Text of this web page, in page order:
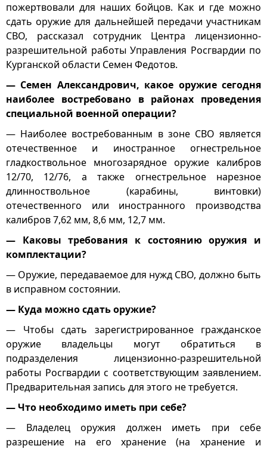
пожертвовали для наших бойцов. Как и где можно
сдать оружие для дальнейшей передачи участникам
СВО, рассказал сотрудник Центра лицензионно-
разрешительной работы Управления Росгвардии по
Курганской области Семен Федотов.
— Семен Александрович, какое оружие сегодня
наиболее востребовано в районах проведения
специальной военной операции?
— Наиболее востребованным в зоне СВО является
отечественное и иностранное огнестрельное
гладкоствольное многозарядное оружие калибров
12/70, 12/76, а также огнестрельное нарезное
длинноствольное (карабины, винтовки)
отечественного или иностранного производства
калибров 7,62 мм, 8,6 мм, 12,7 мм.
— Каковы требования к состоянию оружия и
комплектации?
— Оружие, передаваемое для нужд СВО, должно быть
в исправном состоянии.
— Куда можно сдать оружие?
— Чтобы сдать зарегистрированное гражданское
оружие владельцы могут обратиться в
подразделения лицензионно-разрешительной
работы Росгвардии с соответствующим заявлением.
Предварительная запись для этого не требуется.
— Что необходимо иметь при себе?
— Владелец оружия должен иметь при себе
разрешение на его хранение (на хранение и